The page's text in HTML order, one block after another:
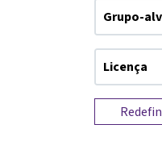
Grupo-
Licença